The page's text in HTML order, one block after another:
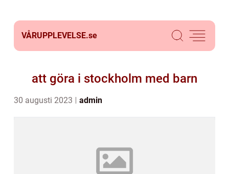
VÅRUPPLEVELSE.se
att göra i stockholm med barn
30 augusti 2023 admin